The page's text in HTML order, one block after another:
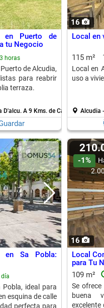
en Puerto de
tu Negocio
horas
de Alcudia,
para reabrir
terraza.
D'alcu. A 9 Kms. de Can Picafort
16
Local en
115 m²
Local en
uso a
Alcudia
en Sa Pobla:
día
Pobla, ideal para
esquina de calle
perfecta para
16
-1%
Local
para Tu
109 m²
Se
buena